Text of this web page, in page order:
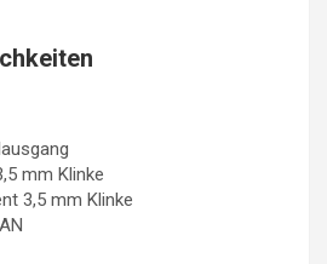
mm Klinke
3,5 mm Klinke